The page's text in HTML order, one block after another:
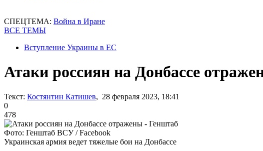
СПЕЦТЕМА: Война в Иране
ВСЕ ТЕМЫ
Вступление Украины в ЕС
Атаки россиян на Донбассе
Текст: Костянтин Катишев, 28 февраля 2023, 18:41
0
478
Фото: Генштаб ВСУ / Facebook
Украинская армия ведет тяжелые бои на Донбассе